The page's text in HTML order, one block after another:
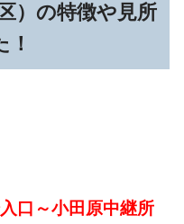
）の特徴や見所
口～小田原中継所